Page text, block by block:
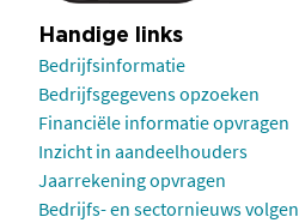
Handige links
Bedrijfsinformatie
Bedrijfsgegevens opzoeken
Financiële informatie opvragen
Inzicht in aandeelhouders
Jaarrekening opvragen
Bedrijfs- en sectornieuws volgen